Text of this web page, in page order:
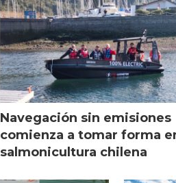
Navegación sin emisiones
comienza a tomar forma
salmonicultura chilena